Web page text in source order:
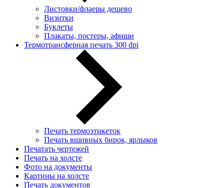
Листовки/флаеры дешево
Визитки
Буклеты
Плакаты, постеры, афиши
Термотрансферная печать 300 dpi
Печать термоэтикеток
Печать вшивных бирок, ярлыков
Печатать чертежей
Печать на холсте
Фото на документы
Картины на холсте
Печать документов